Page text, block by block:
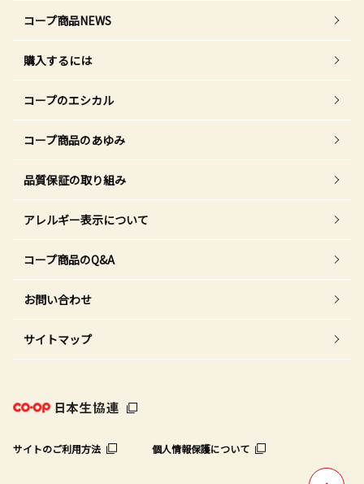
コープ商品NEWS
購入するには
コープのエシカル
コープ商品のあゆみ
品質保証の取り組み
アレルギー表示について
コープ商品のQ&A
お問い合わせ
サイトマップ
サイトのご利用方法 個人情報保護について